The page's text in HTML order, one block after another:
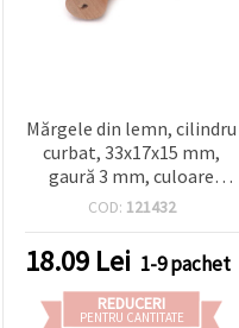
Mărgele din lemn, cilindru
curbat, 33x17x15 mm,
gaură 3 mm, culoare
naturală - 2 bucăți
COD: 121432
18.09 Lei 1-9 pachet
REDUCERI
PENTRU CANTITATE